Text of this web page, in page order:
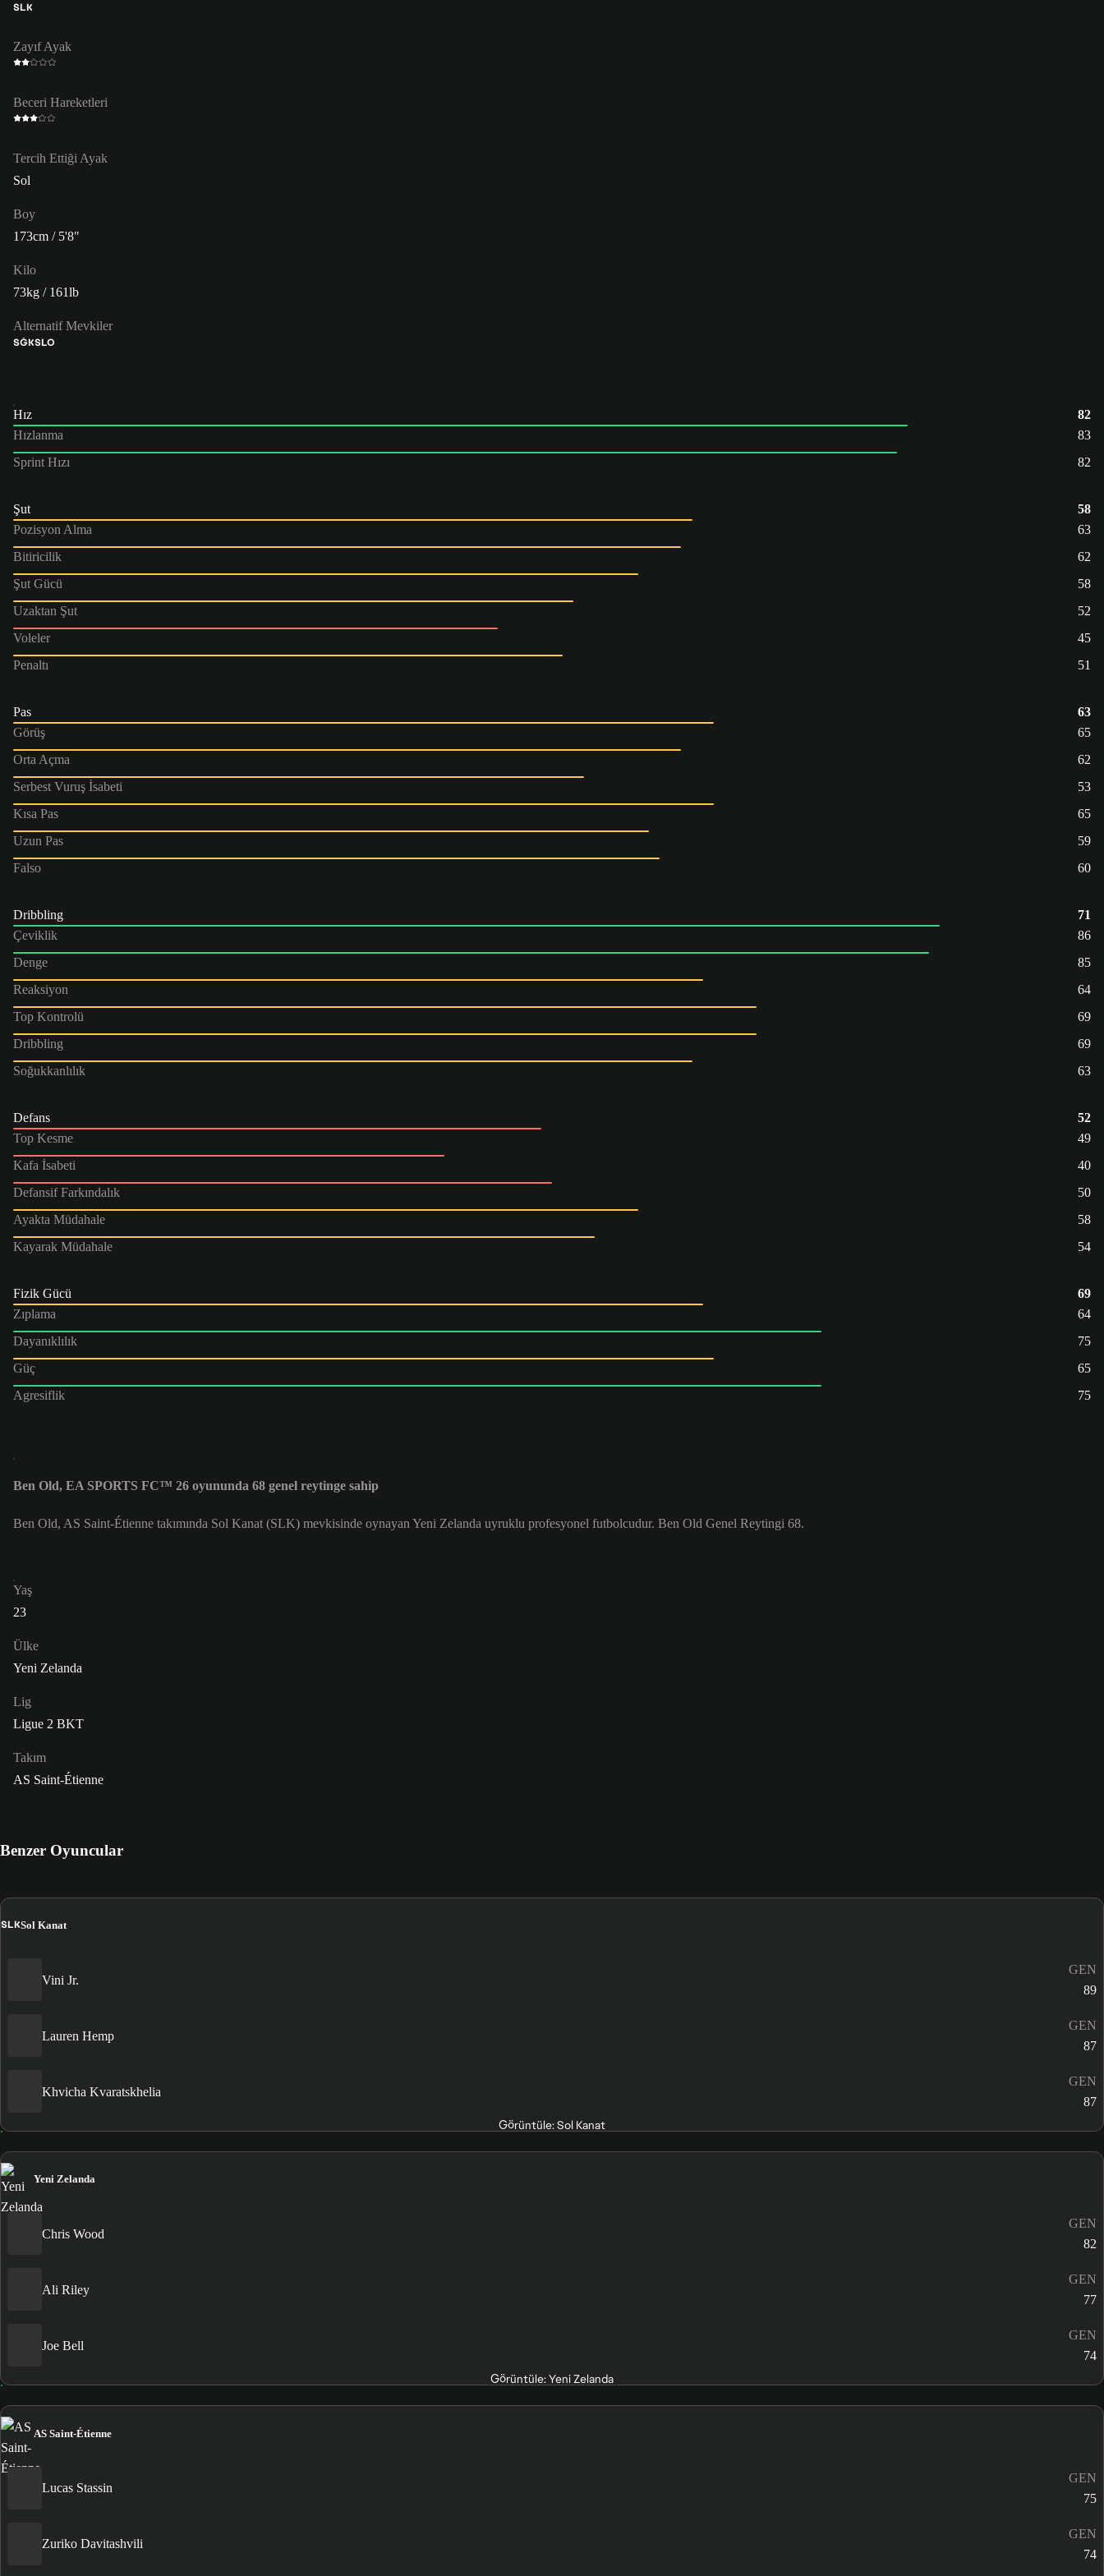
SLK
Zayıf Ayak
Beceri Hareketleri
Tercih Ettiği Ayak
Sol
Boy
173cm / 5'8"
Kilo
73kg / 161lb
Alternatif Mevkiler
SĞKSLO
Hız
82
Hızlanma
83
Sprint Hızı
82
Şut
58
Pozisyon Alma
63
Bitiricilik
62
Şut Gücü
58
Uzaktan Şut
52
Voleler
45
Penaltı
51
Pas
63
Görüş
65
Orta Açma
62
Serbest Vuruş İsabeti
53
Kısa Pas
65
Uzun Pas
59
Falso
60
Dribbling
71
Çeviklik
86
Denge
85
Reaksiyon
64
Top Kontrolü
69
Dribbling
69
Soğukkanlılık
63
Defans
52
Top Kesme
49
Kafa İsabeti
40
Defansif Farkındalık
50
Ayakta Müdahale
58
Kayarak Müdahale
54
Fizik Gücü
69
Zıplama
64
Dayanıklılık
75
Güç
65
Agresiflik
75
Ben Old, EA SPORTS FC™ 26 oyununda 68 genel reytinge sahip
Ben Old, AS Saint-Étienne takımında Sol Kanat (SLK) mevkisinde oynayan Yeni Zelanda uyruklu profesyonel futbolcudur. Ben Old Genel Reytingi 68.
Yaş
23
Ülke
Yeni Zelanda
Lig
Ligue 2 BKT
Takım
AS Saint-Étienne
Benzer Oyuncular
SLKSol Kanat
Vini Jr.
GEN
89
Lauren Hemp
GEN
87
Khvicha Kvaratskhelia
GEN
87
Görüntüle: Sol Kanat
Yeni Zelanda
Chris Wood
GEN
82
Ali Riley
GEN
77
Joe Bell
GEN
74
Görüntüle: Yeni Zelanda
AS Saint-Étienne
Lucas Stassin
GEN
75
Zuriko Davitashvili
GEN
74